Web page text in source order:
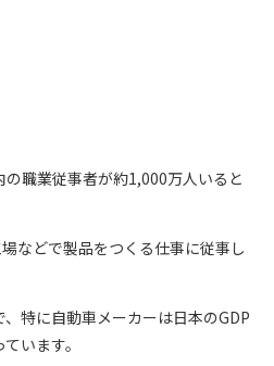
職業従事者が約1,000万人いると
などで製品をつくる仕事に従事し
特に自動車メーカーは日本のGDP
います。